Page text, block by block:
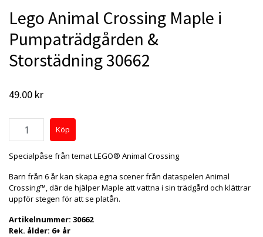
Lego Animal Crossing Maple i
Pumpaträdgården &
Storstädning 30662
49.00 kr
Specialpåse från temat LEGO® Animal Crossing
Barn från 6 år kan skapa egna scener från dataspelen Animal
Crossing™, där de hjälper Maple att vattna i sin trädgård och klättrar
uppför stegen för att se platån.
Artikelnummer: 30662
Rek. ålder: 6+ år